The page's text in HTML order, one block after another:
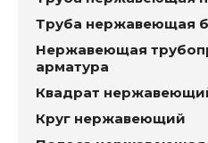
Труба нержавеющая
Нержавеющая
арматура
Квадрат
Круг нержавеющий